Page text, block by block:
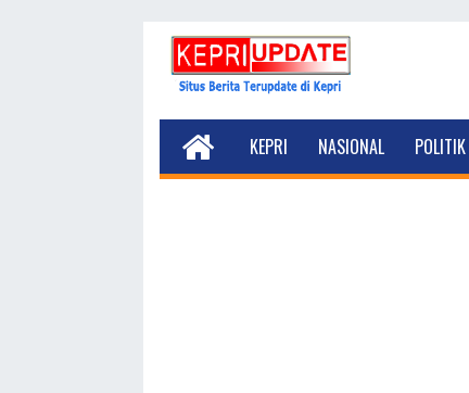
KEPRI NASIONAL POLITIK